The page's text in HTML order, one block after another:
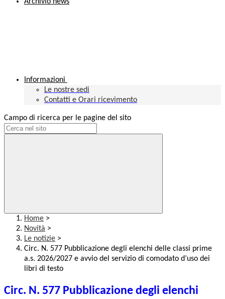
Archivio news
Informazioni
Le nostre sedi
Contatti e Orari ricevimento
Campo di ricerca per le pagine del sito
Home >
Novità >
Le notizie >
Circ. N. 577 Pubblicazione degli elenchi delle classi prime
a.s. 2026/2027 e avvio del servizio di comodato d’uso dei
libri di testo
Circ. N. 577 Pubblicazione degli elenchi